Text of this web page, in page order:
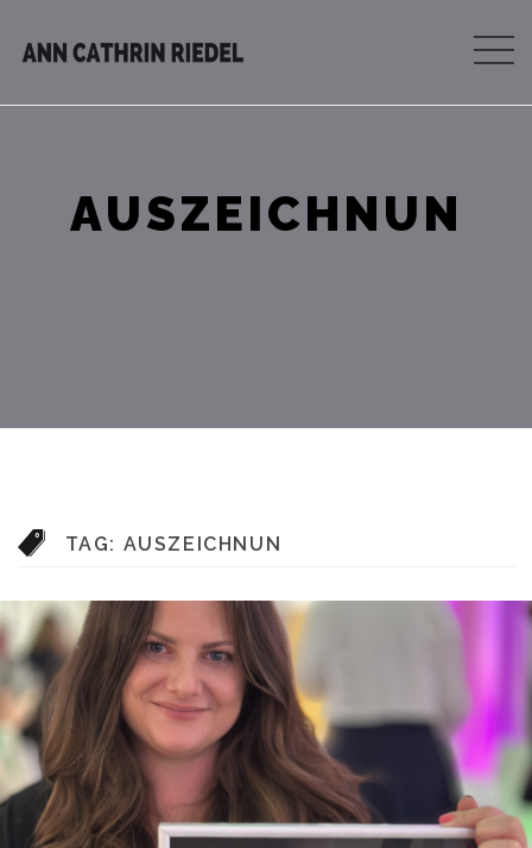
AUSZEICHNUN
TAG: AUSZEICHNUN